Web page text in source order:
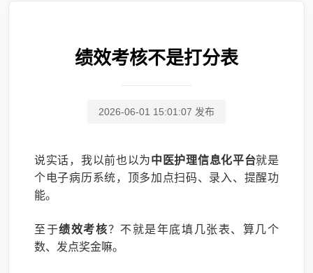
绩效考核不是打分表
2026-06-01 15:01:07 发布
说实话，我以前也以为中医护理信息化平台就是
个电子病历系统，顶多加点扫码、录入、提醒功
能。
至于绩效考核？不就是年底填几张表、算几个
数、发点奖金嘛。